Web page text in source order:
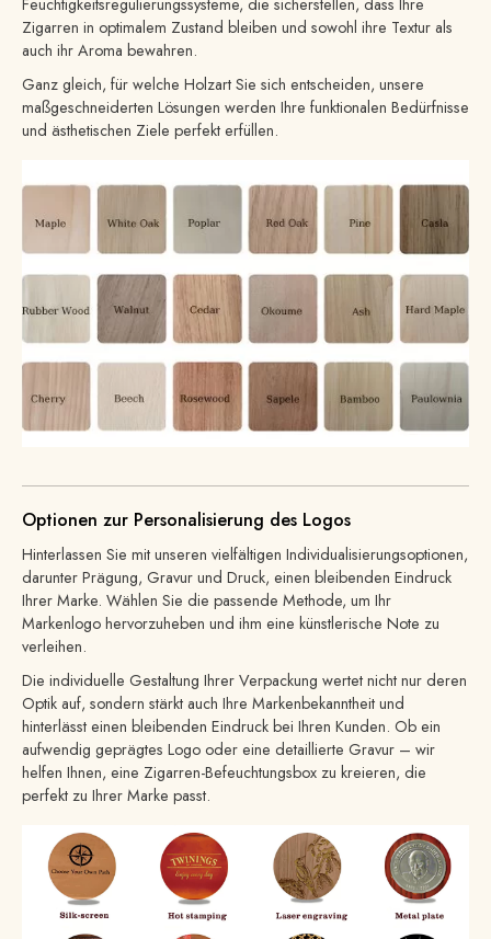
Zigarren in optimalem Zustand bleiben und sowohl ihre Textur als
auch ihr Aroma bewahren.
Ganz gleich, für welche Holzart Sie sich entscheiden, unsere
maßgeschneiderten Lösungen werden Ihre funktionalen Bedürfnisse
und ästhetischen Ziele perfekt erfüllen.
Optionen zur Personalisierung des Logos
Hinterlassen Sie mit unseren vielfältigen Individualisierungsoptionen,
darunter Prägung, Gravur und Druck, einen bleibenden Eindruck
Ihrer Marke. Wählen Sie die passende Methode, um Ihr
Markenlogo hervorzuheben und ihm eine künstlerische Note zu
verleihen.
Die individuelle Gestaltung Ihrer Verpackung wertet nicht nur deren
Optik auf, sondern stärkt auch Ihre Markenbekanntheit und
hinterlässt einen bleibenden Eindruck bei Ihren Kunden. Ob ein
aufwendig geprägtes Logo oder eine detaillierte Gravur – wir
helfen Ihnen, eine Zigarren-Befeuchtungsbox zu kreieren, die
perfekt zu Ihrer Marke passt.